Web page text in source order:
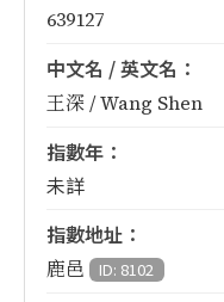
639127
中文名 / 英文名：
王深 / Wang Shen
指數年：
未詳
指數地址：
鹿邑 ID: 8102